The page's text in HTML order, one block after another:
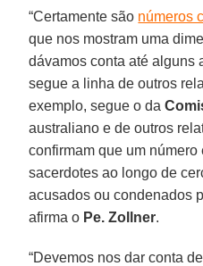
“Certamente são números
que nos mostram uma
dávamos conta até alguns
segue a linha de outros
exemplo, segue o da
australiano e de outros
confirmam que um número
sacerdotes ao longo de
acusados ou condenados
afirma o Pe. Zollner.
“Devemos nos dar conta